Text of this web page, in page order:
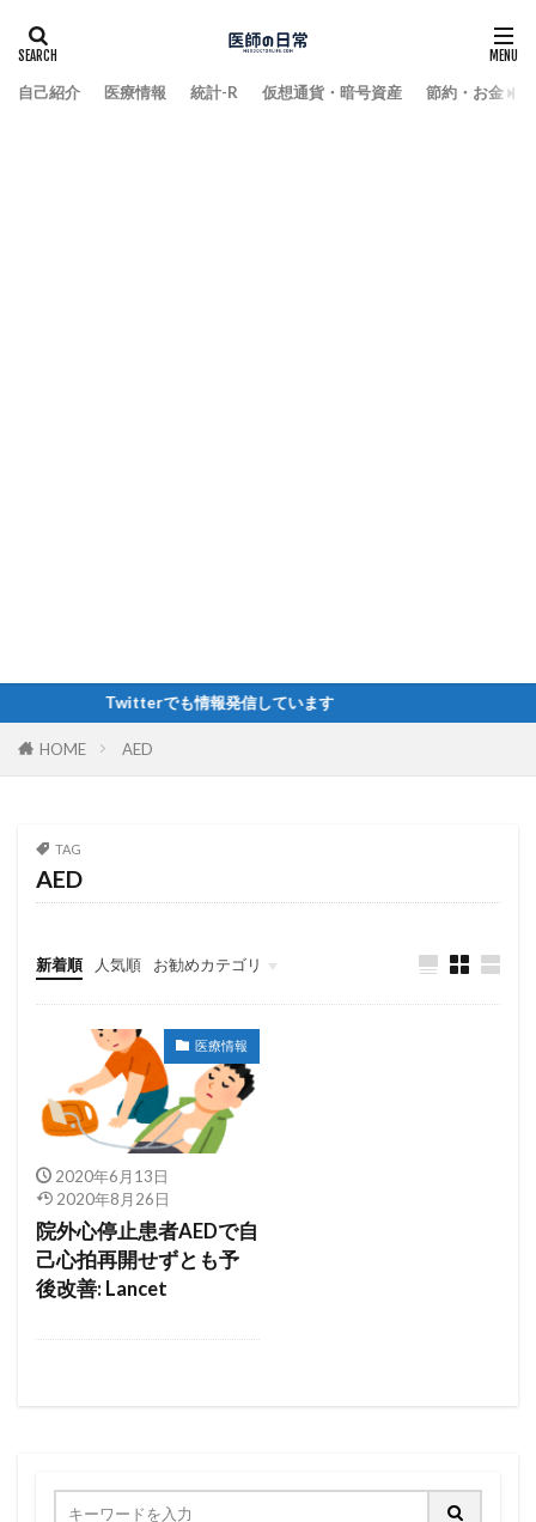
自己紹介 医療情報 統計-R 仮想通貨・暗号資産 節約・お金
Twitterでも情報発信しています
HOME AED
TAG
AED
新着順 人気順 お勧めカテゴリ
未分類
医療情報
2020年6月13日
2020年8月26日
院外心停止患者AEDで自
己心拍再開せずとも予
後改善: Lancet